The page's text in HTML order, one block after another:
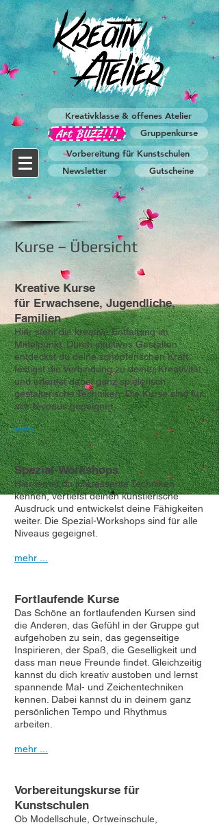
Kreativklasse & offenes Atelier
Art BUZZ!!!
Gruppenkurse
Vorbereitung für Kunstschulen
Newsletter
Gutscheine
Kurse – Übersicht
Kreative Kurse
für Erwachsene, Jugendliche,
Familien
Hier steht die kreative Entfaltung im
Mittelpunkt. Durch intuitives Gestalten
entdeckst du deine schöpferischen Kraft,
festigst die Verbindung zu deiner Kreativität
und erlernst dabei ganz spielerisch
gestalterische Techniken. Die Kurse sind für
alle Niveaus gegeignet.
mehr ...
Spezial-Workshops
Hier lernst du interessante Techniken
kennen, vertiefst deinen künstlerische
Ausdruck und entwickelst deine Fähigkeiten
weiter. Die Spezial-Workshops sind für alle
Niveaus gegeignet.
mehr ...
Fortlaufende Kurse
Das Schöne an fortlaufenden Kursen sind
die Anderen, das Gefühl in der Gruppe gut
aufgehoben zu sein, das gegenseitige
Inspirieren, der Spaß, die Geselligkeit und
dass man neue Freunde findet. Gleichzeitig
kannst du dich kreativ austoben und lernst
spannende Mal- und Zeichentechniken
kennen. Dabei kannst du in deinem ganz
persönlichen Tempo und Rhythmus
arbeiten.
mehr ...
Vorbereitungskurse für
Kunstschulen
Ob Modellschule, Ortweinschule,